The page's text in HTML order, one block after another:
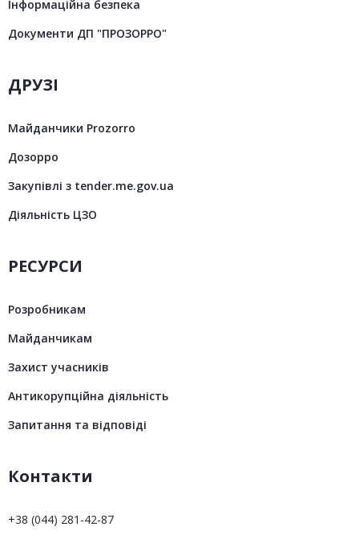
Інформаційна безпека
Документи ДП "ПРОЗОРРО"
ДРУЗІ
Майданчики Prozorro
Дозорро
Закупівлі з tender.me.gov.ua
Діяльність ЦЗО
РЕСУРСИ
Розробникам
Майданчикам
Захист учасників
Антикорупційна діяльність
Запитання та відповіді
Контакти
+38 (044) 281-42-87